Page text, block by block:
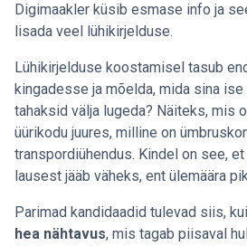
Digimaakler küsib esmase info ja
lisada veel lühikirjelduse.
Lühikirjelduse koostamisel tasub
kingadesse ja mõelda, mida sina
tahaksid välja lugeda? Näiteks, mis
üürikodu juures, milline on
transpordiühendus. Kindel on see,
lausest jääb väheks, ent ülemäära
Parimad kandidaadid tulevad siis, kui
hea nähtavus, mis tagab piisaval